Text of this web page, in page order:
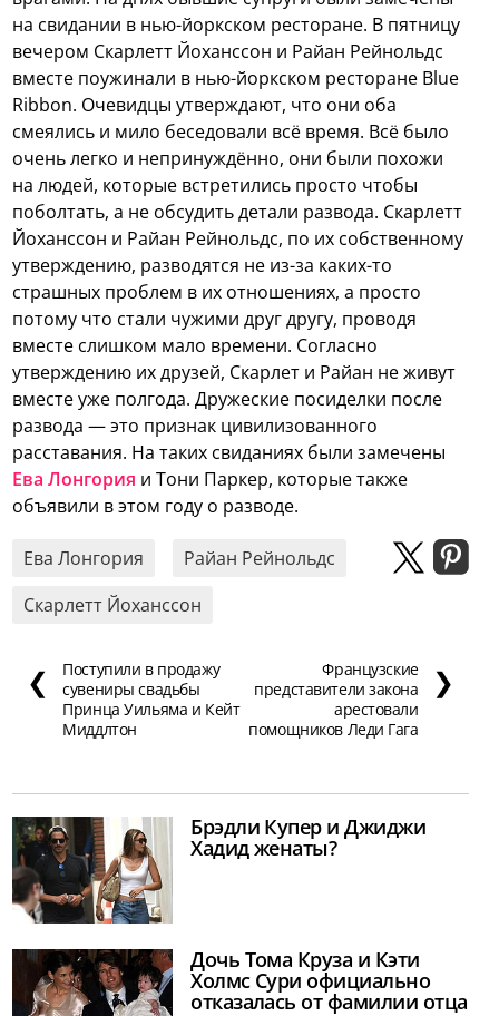
на свидании в нью-йоркском ресторане. В пятницу
вечером Скарлетт Йоханссон и Райан Рейнольдс
вместе поужинали в нью-йоркском ресторане Blue
Ribbon. Очевидцы утверждают, что они оба
смеялись и мило беседовали всё время. Всё было
очень легко и непринуждённо, они были похожи
на людей, которые встретились просто чтобы
поболтать, а не обсудить детали развода. Скарлетт
Йоханссон и Райан Рейнольдс, по их собственному
утверждению, разводятся не из-за каких-то
страшных проблем в их отношениях, а просто
потому что стали чужими друг другу, проводя
вместе слишком мало времени. Согласно
утверждению их друзей, Скарлет и Райан не живут
вместе уже полгода. Дружеские посиделки после
развода — это признак цивилизованного
расставания. На таких свиданиях были замечены
Ева Лонгория и Тони Паркер, которые также
объявили в этом году о разводе.
Ева Лонгория
Райан Рейнольдс
Скарлетт Йоханссон
❮
Поступили в продажу
сувениры свадьбы
Принца Уильяма и Кейт
Миддлтон
Французские
представители закона
арестовали
помощников Леди Гага
❯
Брэдли Купер и Джиджи
Хадид женаты?
Дочь Тома Круза и Кэти
Холмс Сури официально
отказалась от фамилии отца